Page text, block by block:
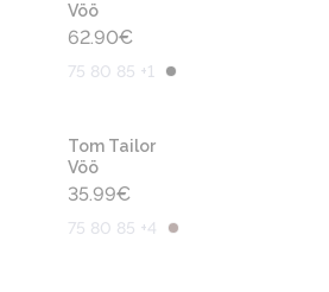
Vöö
62.90€
75 80 85 +1
Tom Tailor
Vöö
35.99€
75 80 85 +4